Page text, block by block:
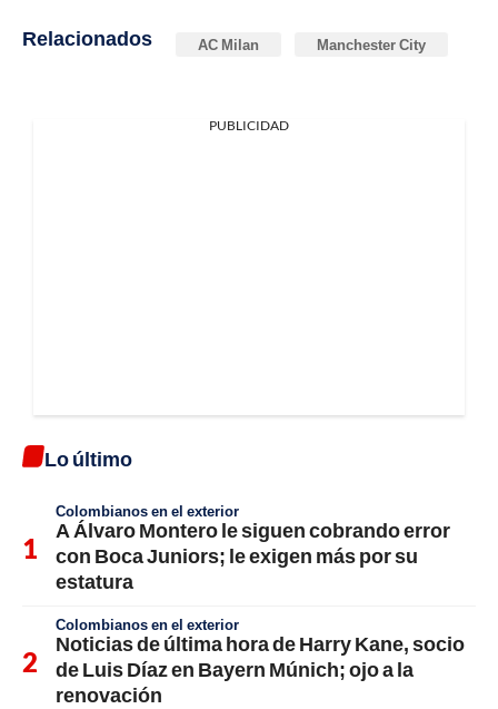
Relacionados AC Milan Manchester City
PUBLICIDAD
Lo último
Colombianos en el exterior
A Álvaro Montero le siguen cobrando error
con Boca Juniors; le exigen más por su
estatura
Colombianos en el exterior
Noticias de última hora de Harry Kane, socio
de Luis Díaz en Bayern Múnich; ojo a la
renovación